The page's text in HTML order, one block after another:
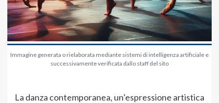
Immagine generata o rielaborata mediante sistemi di intelligenza artificiale e
successivamente verificata dallo staff del sito
La danza contemporanea, un’espressione artistica